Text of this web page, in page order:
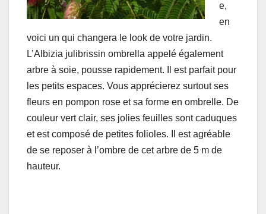
e,
en
voici un qui changera le look de votre jardin.
L’Albizia julibrissin ombrella appelé également
arbre à soie, pousse rapidement. Il est parfait pour
les petits espaces. Vous apprécierez surtout ses
fleurs en pompon rose et sa forme en ombrelle. De
couleur vert clair, ses jolies feuilles sont caduques
et est composé de petites folioles. Il est agréable
de se reposer à l’ombre de cet arbre de 5 m de
hauteur.